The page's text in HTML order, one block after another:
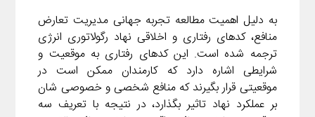
به دلیل اهمیت مطالعه تجربه جهانی مدیریت تعارض
منافع، کدهای رفتاری و اخلاقی نهاد رگولاتوری انرژی
ترجمه شده است. این کدهای رفتاری به موقعیت و
شرایطی اشاره دارد که کارمندان ممکن است در
موقعیتی قرار بگیرند که منافع شخصی و خصوصی شان
بر عملکرد نهاد تاثیر بگذارد، در نتیجه با تعریف سه